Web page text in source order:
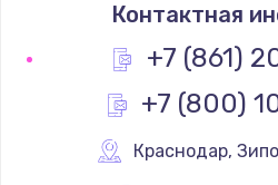
Контактная
+7 (861)
+7 (800)
Краснодар,